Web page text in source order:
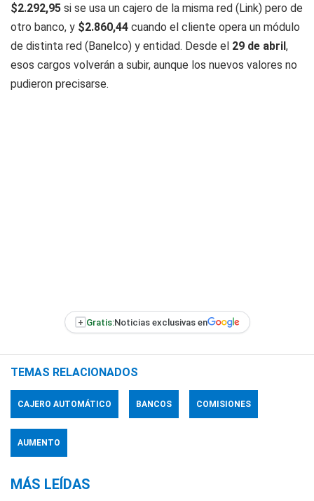
$2.292,95 si se usa un cajero de la misma red (Link) pero de
otro banco, y $2.860,44 cuando el cliente opera un módulo
de distinta red (Banelco) y entidad. Desde el 29 de abril,
esos cargos volverán a subir, aunque los nuevos valores no
pudieron precisarse.
+ Gratis:Noticias exclusivas en
TEMAS RELACIONADOS
CAJERO AUTOMÁTICO BANCOS COMISIONES
AUMENTO
MÁS LEÍDAS